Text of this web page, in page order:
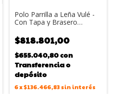
Polo Parrilla a Leña Vulé -
Con Tapa y Brasero
$818.801,00
$655.040,80con
Transferencia o
depósito
6x$136.466,83 sin interés